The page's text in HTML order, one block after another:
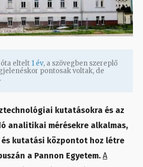
eltelt 1 év, a szövegben szereplő
pontosak voltak, de
kutatásokra és az
analitikai mérésekre alkalmas,
kutatási központot hoz létre
a Pannon Egyetem. A